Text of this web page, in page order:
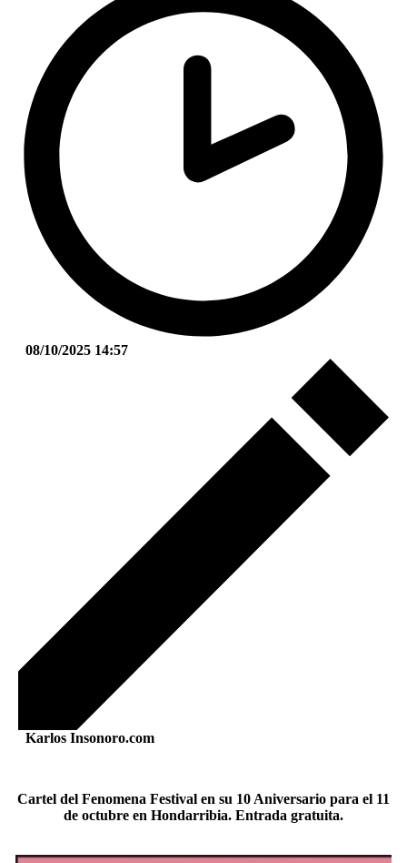
08/10/2025 14:57
Karlos Insonoro.com
Cartel del Fenomena Festival en su 10 Aniversario para el 11
de octubre en Hondarribia. Entrada gratuita.